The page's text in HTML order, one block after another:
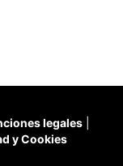
legales
y Cookies